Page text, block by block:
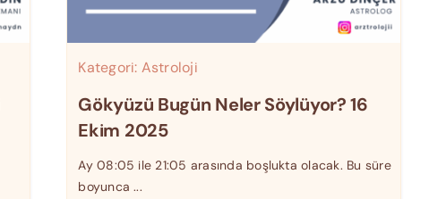
Kategori: Astroloji
Gökyüzü Bugün Neler Söylüyor? 16
Ekim 2025
Ay 08:05 ile 21:05 arasında boşlukta olacak. Bu süre
boyunca ...